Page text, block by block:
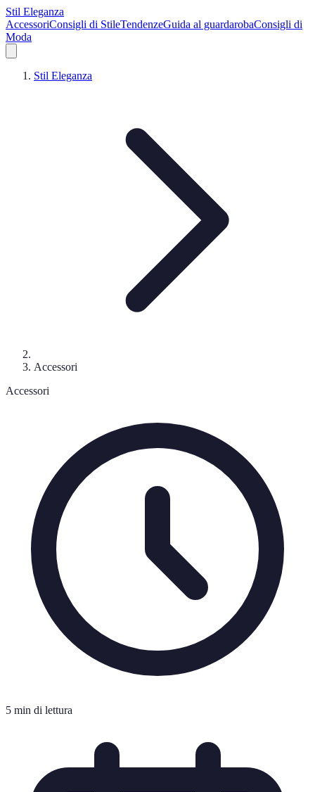
Stil Eleganza
AccessoriConsigli di StileTendenzeGuida al guardarobaConsigli di
Moda
Stil Eleganza
Accessori
Accessori
5 min di lettura